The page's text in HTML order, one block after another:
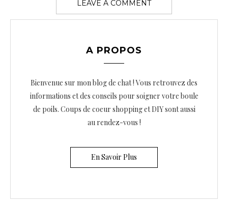
A PROPOS
Bienvenue sur mon blog de chat ! Vous retrouvez des
informations et des conseils pour soigner votre boule
de poils. Coups de coeur shopping et DIY sont aussi
au rendez-vous !
En Savoir Plus